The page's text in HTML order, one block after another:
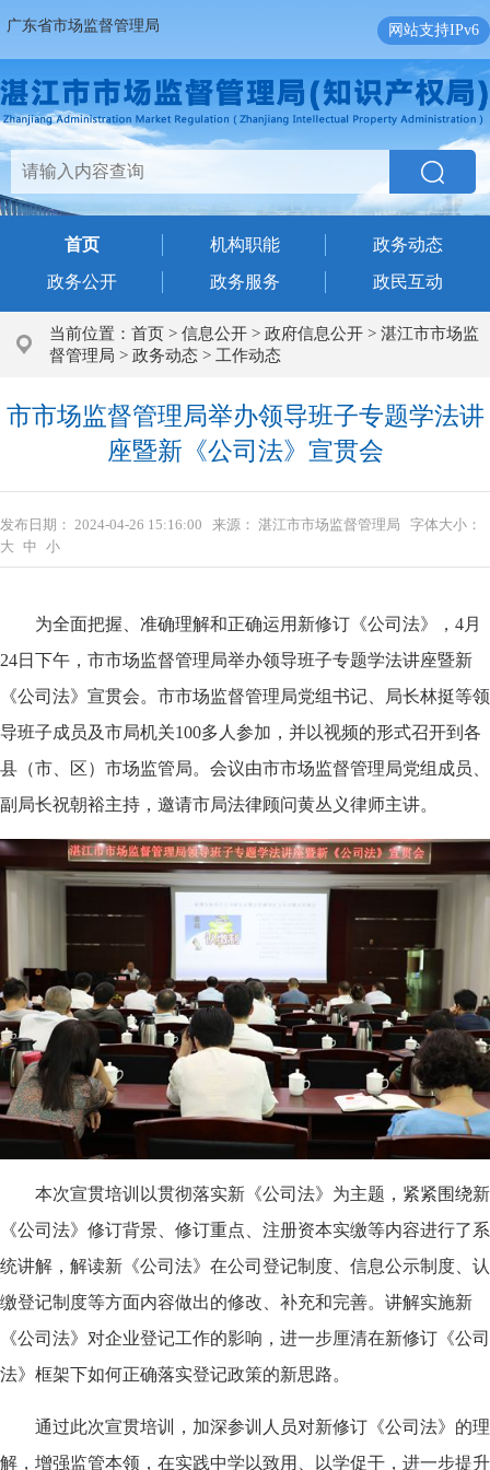
广东省市场监督管理局 网站支持IPv6
首页 机构职能
政务动态
政务公开
政务服务 政民互动
当前位置： 首页 > 信息公开 > 政府信息公开 > 湛江市市场监
督管理局 > 政务动态 > 工作动态
市市场监督管理局举办领导班子专题学法讲
座暨新《公司法》宣贯会
发布日期： 2024-04-26 15:16:00 来源： 湛江市市场监督管理局
字体大小：
大 中 小
为全面把握、准确理解和正确运用新修订《公司法》，4月
24日下午，市市场监督管理局举办领导班子专题学法讲座暨新
《公司法》宣贯会。市市场监督管理局党组书记、局长林挺等领
导班子成员及市局机关100多人参加，并以视频的形式召开到各
县（市、区）市场监管局。会议由市市场监督管理局党组成员、
副局长祝朝裕主持，邀请市局法律顾问黄丛义律师主讲。
本次宣贯培训以贯彻落实新《公司法》为主题，紧紧围绕新
《公司法》修订背景、修订重点、注册资本实缴等内容进行了系
统讲解，解读新《公司法》在公司登记制度、信息公示制度、认
缴登记制度等方面内容做出的修改、补充和完善。讲解实施新
《公司法》对企业登记工作的影响，进一步厘清在新修订《公司
法》框架下如何正确落实登记政策的新思路。
通过此次宣贯培训，加深参训人员对新修订《公司法》的理
解，增强监管本领，在实践中学以致用、以学促干，进一步提升